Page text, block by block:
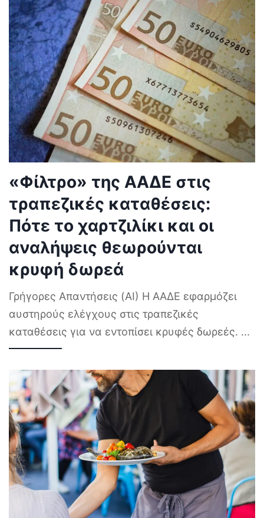
«Φίλτρο» της ΑΑΔΕ στις
τραπεζικές καταθέσεις:
Πότε το χαρτζιλίκι και οι
αναλήψεις θεωρούνται
κρυφή δωρεά
Γρήγορες Απαντήσεις (AI) Η ΑΑΔΕ εφαρμόζει
αυστηρούς ελέγχους στις τραπεζικές
καταθέσεις για να εντοπίσει κρυφές δωρεές. ...